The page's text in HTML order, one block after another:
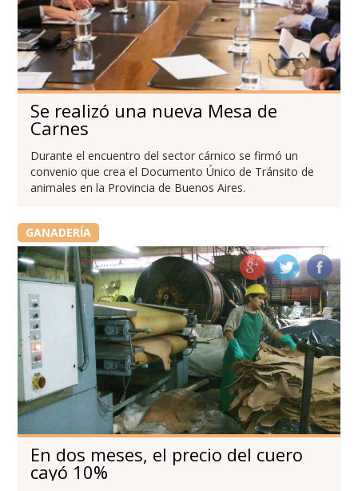
Se realizó una nueva Mesa de
Carnes
Durante el encuentro del sector cárnico se firmó un
convenio que crea el Documento Único de Tránsito de
animales en la Provincia de Buenos Aires.
GANADERÍA
En dos meses, el precio del cuero
cayó 10%